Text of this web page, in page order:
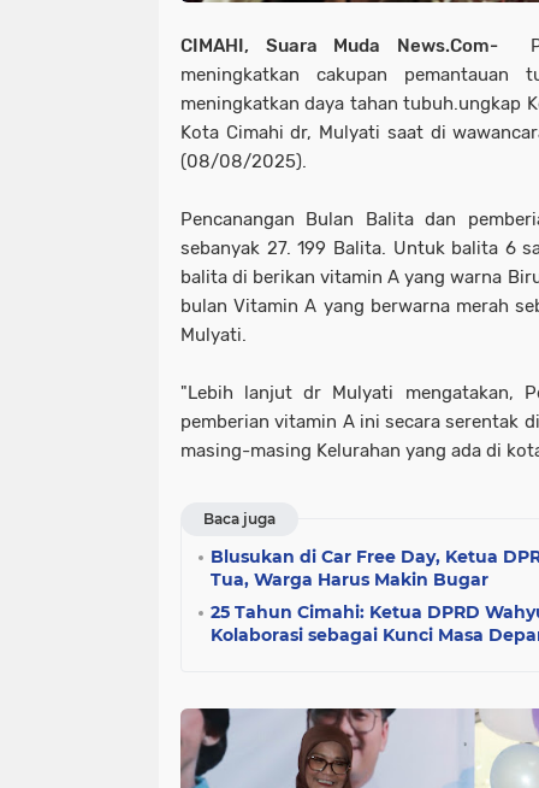
CIMAHI, Suara Muda News.Com-
meningkatkan cakupan pemantauan
meningkatkan daya tahan tubuh.ungkap
Kota Cimahi dr, Mulyati saat di
(08/08/2025).
Pencanangan Bulan Balita dan
sebanyak 27. 199 Balita. Untuk balita 6
balita di berikan vitamin A yang warna
bulan Vitamin A yang berwarna merah
Mulyati.
"Lebih lanjut dr Mulyati mengatakan,
pemberian vitamin A ini secara serentak
masing-masing Kelurahan yang ada di
Baca juga
Blusukan di Car Free Day, Ketua
Tua, Warga Harus Makin Bugar
25 Tahun Cimahi: Ketua DPRD
Kolaborasi sebagai Kunci Masa